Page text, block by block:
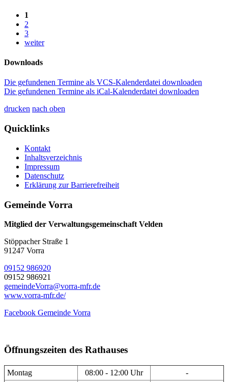
1
2
3
weiter
Downloads
Die gefundenen Termine als VCS-Kalenderdatei downloaden
Die gefundenen Termine als iCal-Kalenderdatei downloaden
drucken nach oben
Quicklinks
Kontakt
Inhaltsverzeichnis
Impressum
Datenschutz
Erklärung zur Barrierefreiheit
Gemeinde Vorra
Mitglied der Verwaltungsgemeinschaft Velden
Stöppacher Straße 1
91247 Vorra
09152 986920
09152 986921
gemeindeVorra@vorra-mfr.de
www.vorra-mfr.de/
Facebook Gemeinde Vorra
Öffnungszeiten des Rathauses
Montag 08:00 - 12:00 Uhr
-